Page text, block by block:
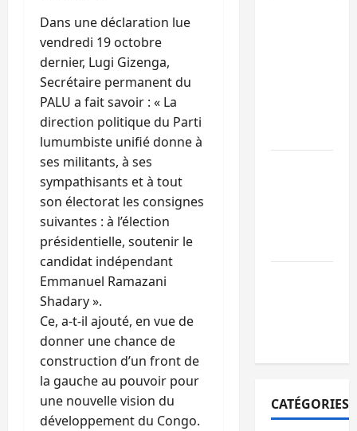
Dans une déclaration lue
vendredi 19 octobre
dernier, Lugi Gizenga,
Secrétaire permanent du
PALU a fait savoir : « La
direction politique du Parti
lumumbiste unifié donne à
ses militants, à ses
sympathisants et à tout
son électorat les consignes
suivantes : à l’élection
présidentielle, soutenir le
candidat indépendant
Emmanuel Ramazani
Shadary ».
Ce, a-t-il ajouté, en vue de
donner une chance de
construction d’un front de
la gauche au pouvoir pour
une nouvelle vision du
développement du Congo.
CATÉGORIES